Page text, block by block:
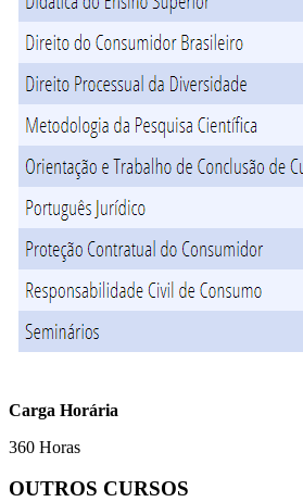
Carga Horária
360 Horas
OUTROS CURSOS